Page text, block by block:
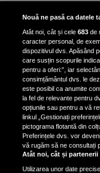
Nouă ne pasă ca datele
Atât noi, cât și cele683 de
caracter personal, de
dispozitivul dvs. Apăsând
care susțin scopurile
pentru a oferi:”, iar
consimțământul dvs. le
este posibil ca anumite
la fel de relevante pentru
opțiunile sau pentru a vă
linkul „Gestionați
pictograma flotantă din
Preferințele dvs. vor
vă rugăm să ne consultați
Atât noi, cât și
Utilizarea unor date